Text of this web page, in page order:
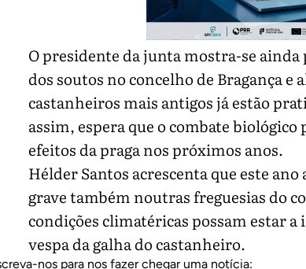
O presidente da junta mostra-se
dos soutos no concelho de Bragança e
castanheiros mais antigos já estão
assim, espera que o combate
efeitos da praga nos próximos anos.
Hélder Santos acrescenta que este ano
grave também noutras freguesias do
condições climatéricas possam estar
vespa da galha do castanheiro.
nos para nos fazer chegar uma notícia: